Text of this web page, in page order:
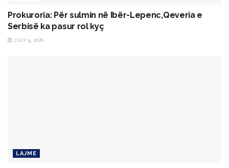
Prokuroria: Për sulmin në Ibër-Lepenc,Qeveria e
Serbisë ka pasur rol kyç
JULY 9, 2026
LAJME